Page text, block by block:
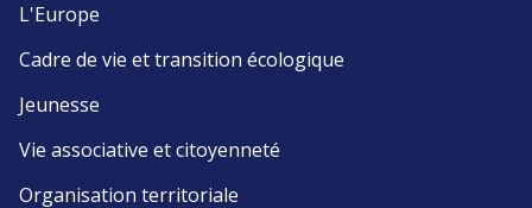
L'Europe
Cadre de vie et transition écologique
Jeunesse
Vie associative et citoyenneté
Organisation territoriale